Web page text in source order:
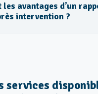
les avantages d’un
intervention ?
services